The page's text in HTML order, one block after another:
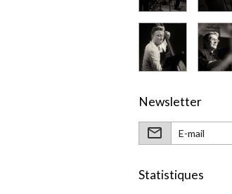
Newsletter
Statistiques